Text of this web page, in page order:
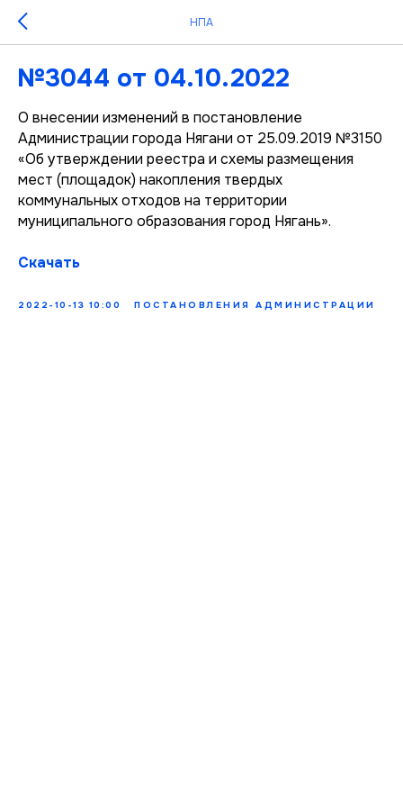
НПА
№3044 от 04.10.2022
О внесении изменений в постановление
Администрации города Нягани от 25.09.2019 №3150
«Об утверждении реестра и схемы размещения
мест (площадок) накопления твердых
коммунальных отходов на территории
муниципального образования город Нягань».
Скачать
2022-10-13 10:00 ПОСТАНОВЛЕНИЯ АДМИНИСТРАЦИИ